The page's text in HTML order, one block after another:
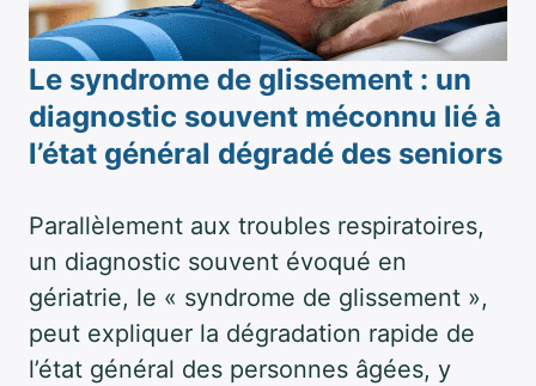
Le syndrome de glissement : un
diagnostic souvent méconnu lié à
l’état général dégradé des seniors
Parallèlement aux troubles respiratoires,
un diagnostic souvent évoqué en
gériatrie, le « syndrome de glissement »,
peut expliquer la dégradation rapide de
l’état général des personnes âgées, y